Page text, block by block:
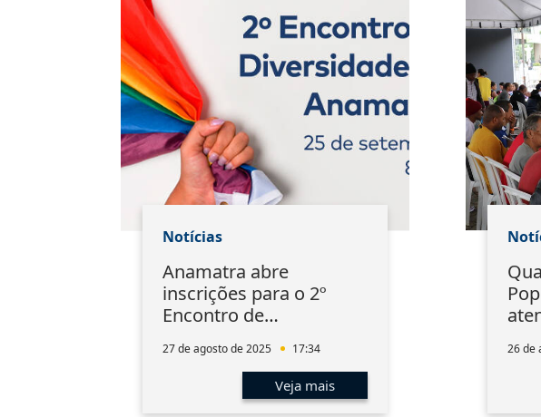
Notícias
Anamatra abre
inscrições para o 2º
Encontro de
setembro
27 de agosto de 2025 17:34
Veja mais
26 de